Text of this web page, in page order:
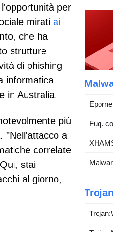
per
mirati ai
che ha
strutture
di phishing
informatica
in Australia.
più
"Nell'attacco a
correlate
stai
al giorno,
Fuq.